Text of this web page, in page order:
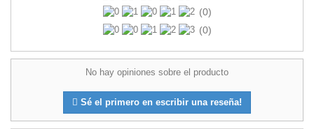
(0)
(0)
No hay opiniones sobre el producto
Sé el primero en escribir una reseña!